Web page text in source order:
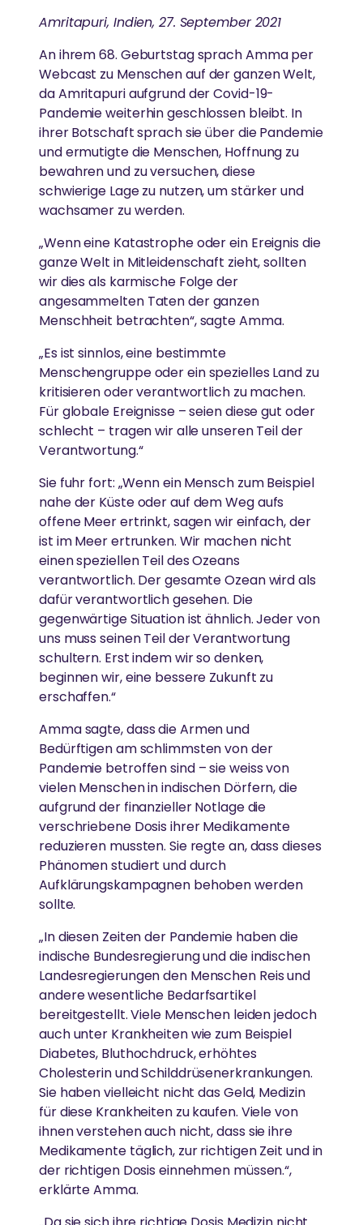
GLEICHSTELLUNG DER GESCHLECHTER &
STÄRKUNG VON FRAUEN
Abbau von Barrieren für die soziale, emotionale und
wirtschaftliche Stärkung von Frauen
ESSEN, WASSER & OBDACH
Ammas Traum: Jeder Mensch soll ohne Angst
schlafen und satt werden können
Spenden
News
Amritapuri, Indien, 27. September 2021
An ihrem 68. Geburtstag sprach Amma per
Webcast zu Menschen auf der ganzen Welt,
da Amritapuri aufgrund der Covid-19-
Pandemie weiterhin geschlossen bleibt. In
ihrer Botschaft sprach sie über die Pandemie
und ermutigte die Menschen, Hoffnung zu
bewahren und zu versuchen, diese
schwierige Lage zu nutzen, um stärker und
wachsamer zu werden.
„Wenn eine Katastrophe oder ein Ereignis die
ganze Welt in Mitleidenschaft zieht, sollten
wir dies als karmische Folge der
angesammelten Taten der ganzen
Menschheit betrachten“, sagte Amma.
„Es ist sinnlos, eine bestimmte
Menschengruppe oder ein spezielles Land zu
kritisieren oder verantwortlich zu machen.
Für globale Ereignisse – seien diese gut oder
schlecht – tragen wir alle unseren Teil der
Verantwortung.“
Sie fuhr fort: „Wenn ein Mensch zum Beispiel
nahe der Küste oder auf dem Weg aufs
offene Meer ertrinkt, sagen wir einfach, der
ist im Meer ertrunken. Wir machen nicht
einen speziellen Teil des Ozeans
verantwortlich. Der gesamte Ozean wird als
dafür verantwortlich gesehen. Die
gegenwärtige Situation ist ähnlich. Jeder von
uns muss seinen Teil der Verantwortung
schultern. Erst indem wir so denken,
beginnen wir, eine bessere Zukunft zu
erschaffen.“
Amma sagte, dass die Armen und
Bedürftigen am schlimmsten von der
Pandemie betroffen sind – sie weiss von
vielen Menschen in indischen Dörfern, die
aufgrund der finanzieller Notlage die
verschriebene Dosis ihrer Medikamente
reduzieren mussten. Sie regte an, dass dieses
Phänomen studiert und durch
Aufklärungskampagnen behoben werden
sollte.
„In diesen Zeiten der Pandemie haben die
indische Bundesregierung und die indischen
Landesregierungen den Menschen Reis und
andere wesentliche Bedarfsartikel
bereitgestellt. Viele Menschen leiden jedoch
auch unter Krankheiten wie zum Beispiel
Diabetes, Bluthochdruck, erhöhtes
Cholesterin und Schilddrüsenerkrankungen.
Sie haben vielleicht nicht das Geld, Medizin
für diese Krankheiten zu kaufen. Viele von
ihnen verstehen auch nicht, dass sie ihre
Medikamente täglich, zur richtigen Zeit und in
der richtigen Dosis einnehmen müssen.“,
erklärte Amma.